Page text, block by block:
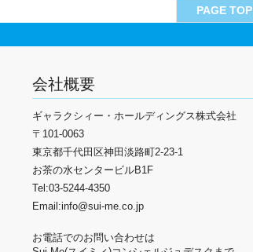
PAGE TOP
会社概要
ギャラクシィー・ホールディングス株式会社
〒101-0063
東京都千代田区神田淡路町2-23-1
お茶の水センタービルB1F
Tel:03-5244-4350
Email:info@sui-me.co.jp
お電話でのお問い合わせは